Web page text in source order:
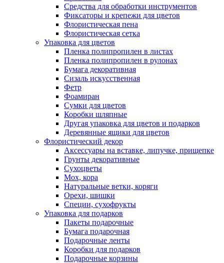
Средства для обработки инструментов
Фиксаторы и крепежи для цветов
Флористическая пена
Флористическая сетка
Упаковка для цветов
Пленка полипропилен в листах
Пленка полипропилен в рулонах
Бумага декоративная
Сизаль искусственная
Фетр
Фоамиран
Сумки для цветов
Коробки шляпные
Другая упаковка для цветов и подарков
Деревянные ящики для цветов
Флористический декор
Аксессуары на вставке, липучке, прищепке
Грунты декоративные
Сухоцветы
Мох, кора
Натуральные ветки, коряги
Орехи, шишки
Специи, сухофрукты
Упаковка для подарков
Пакеты подарочные
Бумага подарочная
Подарочные ленты
Коробки для подарков
Подарочные корзины